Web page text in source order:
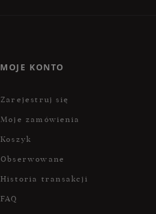
MOJE KONTO
Zarejestruj się
Moje zamówienia
Koszyk
Obserwowane
Historia transakcji
FAQ